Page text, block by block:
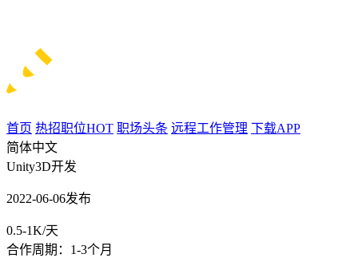
首页 热招职位HOT 职场头条 远程工作管理 下载APP
简体中文
Unity3D开发
2022-06-06发布
0.5-1K/天
合作周期：1-3个月